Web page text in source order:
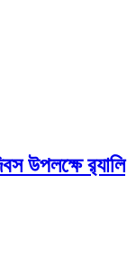
উপলক্ষে র‌্যালি